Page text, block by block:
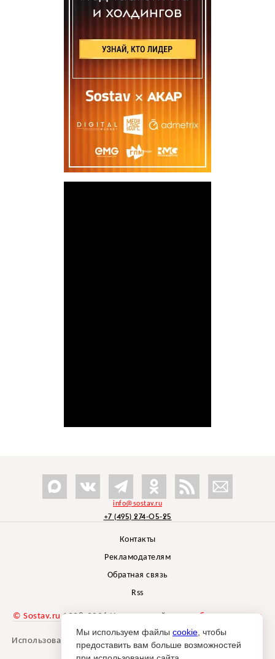
info@sostav.ru
+7 (495) 274-05-25
Контакты
Рекламодателям
Обратная связь
Rss
© Sostav.ru 1998-2026 Независимый проектбрендингового
агентства Depot
Использование материалов Sostav.ru допустимо только при
указании источника.
Мы используем файлы cookie , чтобы
предоставить вам больше возможностей